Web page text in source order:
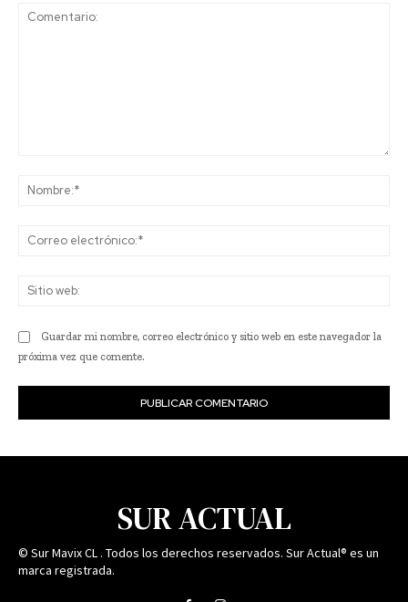
Guardar mi nombre, correo electrónico y sitio web en este navegador la
próxima vez que comente.
SUR ACTUAL
© Sur Mavix CL . Todos los derechos reservados. Sur Actual® es un
marca registrada.